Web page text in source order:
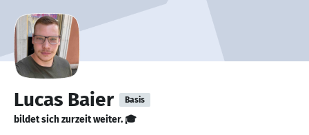
Lucas Baier Basis
bildet sich zurzeit weiter. 🎓